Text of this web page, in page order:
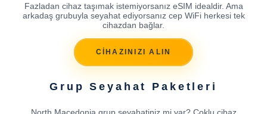
Fazladan cihaz taşımak istemiyorsanız eSIM idealdir. Ama
arkadaş grubuyla seyahat ediyorsanız cep WiFi herkesi tek
cihazdan bağlar.
CİHAZINIZI ALIN
Grup Seyahat Paketleri
North Macedonia grup seyahatiniz mi var? Çoklu cihaz